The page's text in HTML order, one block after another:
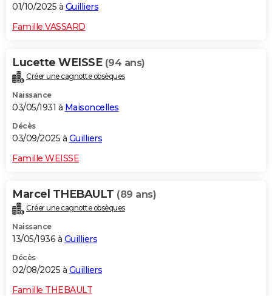
01/10/2025 à Guilliers
Famille VASSARD
Lucette WEISSE (94 ans)
Créer une cagnotte obsèques
Naissance
03/05/1931 à Maisoncelles
Décès
03/09/2025 à Guilliers
Famille WEISSE
Marcel THEBAULT (89 ans)
Créer une cagnotte obsèques
Naissance
13/05/1936 à Guilliers
Décès
02/08/2025 à Guilliers
Famille THEBAULT